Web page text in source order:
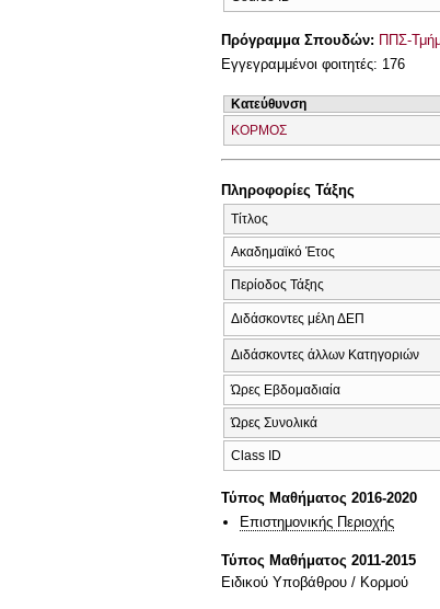
Πρόγραμμα Σπουδών: ΠΠΣ-
Εγγεγραμμένοι φοιτητές: 176
Κατεύθυνση
ΚΟΡΜΟΣ
Πληροφορίες Τάξης
Τίτλος
Ακαδημαϊκό Έτος
Περίοδος Τάξης
Διδάσκοντες μέλη ΔΕΠ
Διδάσκοντες άλλων Κατηγοριών
Ώρες Εβδομαδιαία
Ώρες Συνολικά
Class ID
Τύπος Μαθήματος 2016-2020
Επιστημονικής Περιοχής
Τύπος Μαθήματος 2011-2015
Ειδικού Υποβάθρου / Κορμού